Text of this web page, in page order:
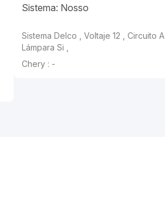
Sistema: Nosso
Sistema Delco , Voltaje 12 , Circuito A ,
Lámpara Si ,
Chery : -